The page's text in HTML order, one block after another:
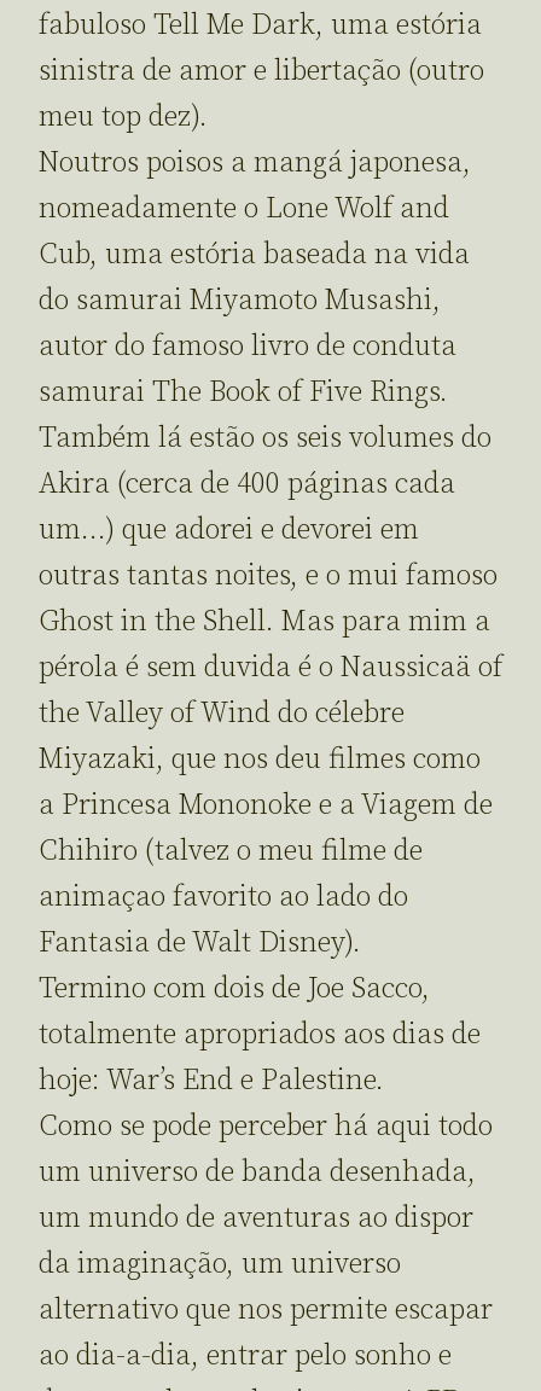
fabuloso Tell Me Dark, uma estória
sinistra de amor e libertação (outro
meu top dez).
Noutros poisos a mangá japonesa,
nomeadamente o Lone Wolf and
Cub, uma estória baseada na vida
do samurai Miyamoto Musashi,
autor do famoso livro de conduta
samurai The Book of Five Rings.
Também lá estão os seis volumes do
Akira (cerca de 400 páginas cada
um…) que adorei e devorei em
outras tantas noites, e o mui famoso
Ghost in the Shell. Mas para mim a
pérola é sem duvida é o Naussicaä of
the Valley of Wind do célebre
Miyazaki, que nos deu filmes como
a Princesa Mononoke e a Viagem de
Chihiro (talvez o meu filme de
animaçao favorito ao lado do
Fantasia de Walt Disney).
Termino com dois de Joe Sacco,
totalmente apropriados aos dias de
hoje: War’s End e Palestine.
Como se pode perceber há aqui todo
um universo de banda desenhada,
um mundo de aventuras ao dispor
da imaginação, um universo
alternativo que nos permite escapar
ao dia-a-dia, entrar pelo sonho e